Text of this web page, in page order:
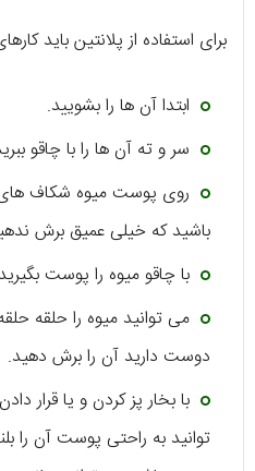
برای استفاده از پلانتین باید
ابتدا آن ها را بشویید.
سر و ته آن ها را با چاقو
روی پوست میوه شکاف های
باشید که خیلی عمیق برش
با چاقو میوه را پوست
می توانید میوه را حلقه
دوست دارید آن را برش دهید.
با بخار پز کردن و یا قرار
توانید به راحتی پوست آن را